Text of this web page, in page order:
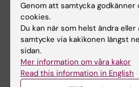
Länkar
Vårt pressmeddelande om den
Genom att samtycka godkänner
cookies.
Du kan när som helst ändra
samtycke via kakikonen längst
sidan.
Mer information om våra kakor
Read this information in English